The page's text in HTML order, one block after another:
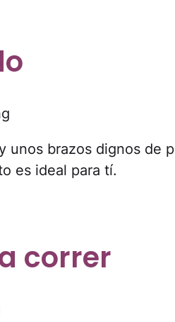
unos brazos dignos de
es ideal para tí.
correr